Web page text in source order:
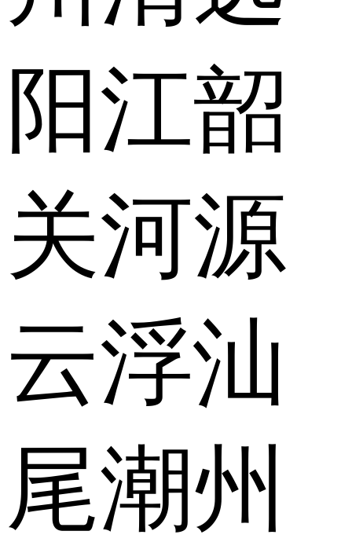
阳江韶
关河源
云浮汕
尾潮州